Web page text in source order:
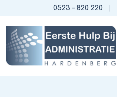
0523 – 820 220